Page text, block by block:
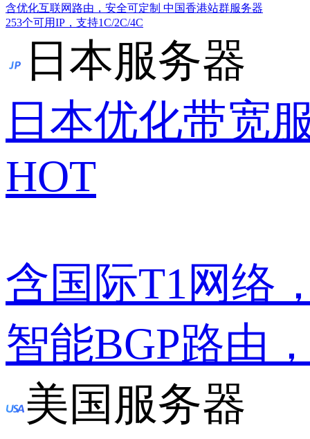
含优化互联网路由，安全可定制 中国香港站群服务器
253个可用IP，支持1C/2C/4C
日本服务器
日本优化带宽
HOT
含国际T1网络
智能BGP路由
美国服务器